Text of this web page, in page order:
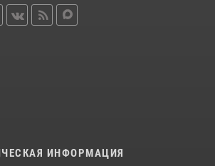
ИНФОРМАЦИЯ